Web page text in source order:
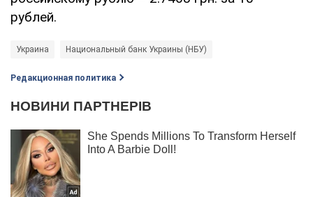
рублей.
Украина Национальный банк Украины (НБУ)
Редакционная политика